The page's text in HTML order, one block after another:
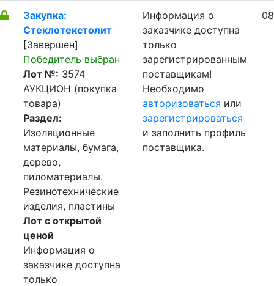
Закупка:
Стеклотекстолит
[Завершен]
Победитель выбран
Лот №: 3574
АУКЦИОН (покупка
товара)
Раздел:
Изоляционные
материалы, бумага,
дерево,
пиломатериалы.
Резинотехнические
изделия, пластины
Лот с открытой
ценой
Информация о
заказчике доступна
только
Информация о
заказчике доступна
только
зарегистрированным
поставщикам!
Необходимо
авторизоваться или
зарегистрироваться
и заполнить профиль
поставщика.